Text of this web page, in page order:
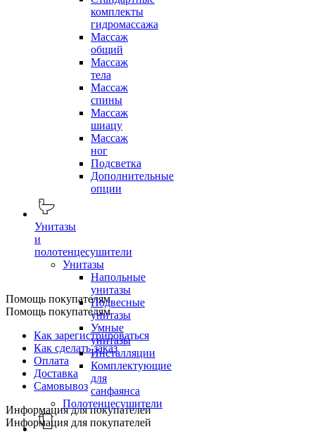
комплекты
гидромассажа
Массаж
общий
Массаж
тела
Массаж
спины
Массаж
шиацу
Массаж
ног
Подсветка
Дополнительные
опции
Унитазы
и
полотенцесушители
Унитазы
Напольные
унитазы
Подвесные
унитазы
Умные
унитазы
Инсталляции
Комплектующие
для
санфаянса
Полотенцесушители
Помощь покупателям
Помощь покупателям
Как зарегистрироваться
Как сделать заказ
Оплата
Доставка
Самовывоз
Информация для покупателей
Информация для покупателей